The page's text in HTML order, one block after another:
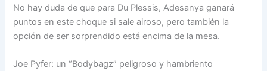
No hay duda de que para Du Plessis, Adesanya ganará
puntos en este choque si sale airoso, pero también la
opción de ser sorprendido está encima de la mesa.
Joe Pyfer: un “Bodybagz” peligroso y hambriento